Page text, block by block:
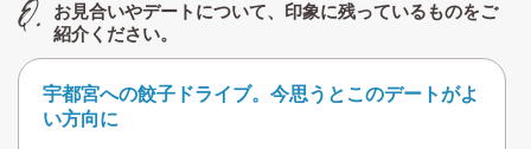
お見合いやデートについて、印象に残っているものをご
紹介ください。
宇都宮への餃子ドライブ。今思うとこのデートがよ
い方向に